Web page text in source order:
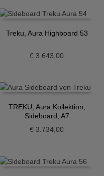
Treku, Aura Highboard 53
€ 3.643,00
TREKU, Aura Kollektion,
Sideboard, A7
€ 3.734,00